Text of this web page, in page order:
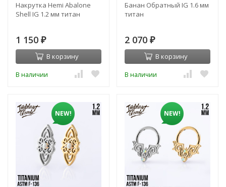
Накрутка Hemi Abalone
Shell IG 1.2 мм титан
1 150 ₽
В корзину
В наличии
Банан Обратный IG 1.6 мм
титан
2 070 ₽
В корзину
В наличии
NEW! NEW!